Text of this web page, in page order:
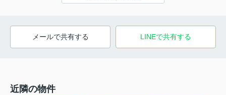
メールで共有する LINEで共有する
近隣の物件